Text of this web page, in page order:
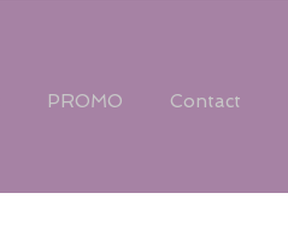
PROMO Contact